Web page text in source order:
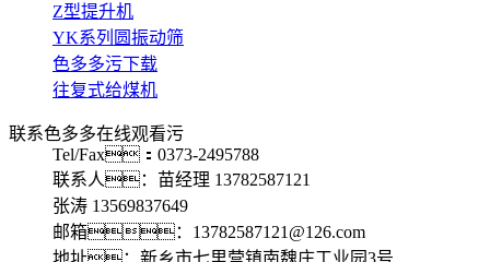
Z型提升机
YK系列圆振动筛
色多多污下载
往复式给煤机
联系色多多在线观看污
Tel/Fax：0373-2495788
联系人：苗经理 13782587121
张涛 13569837649
邮箱：13782587121@126.com
地址：新乡市七里营镇南魏庄工业园3号